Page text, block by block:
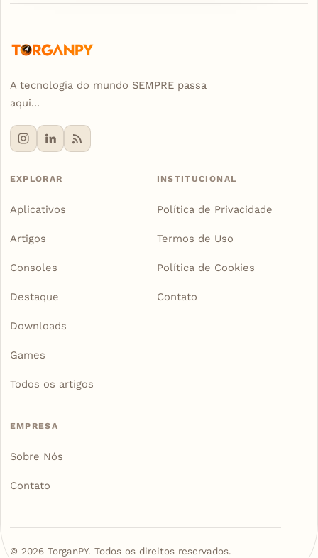
A tecnologia do mundo SEMPRE passa
aqui...
EXPLORAR
Aplicativos
Artigos
Consoles
Destaque
Downloads
Games
Todos os artigos
INSTITUCIONAL
Política de Privacidade
Termos de Uso
Política de Cookies
Contato
EMPRESA
Sobre Nós
Contato
© 2026TorganPY. Todos os direitos reservados.